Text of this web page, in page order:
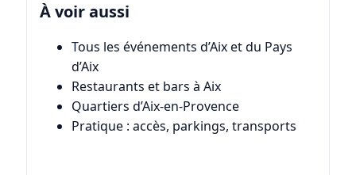
À voir aussi
Tous les événements d’Aix et du Pays
d’Aix
Restaurants et bars à Aix
Quartiers d’Aix-en-Provence
Pratique : accès, parkings, transports